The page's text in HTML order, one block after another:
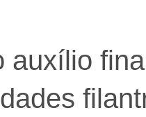
auxílio